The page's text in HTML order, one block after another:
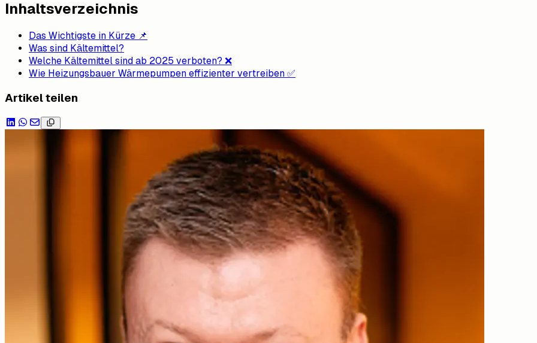
Inhaltsverzeichnis
Das Wichtigste in Kürze 📌
Was sind Kältemittel?
Welche Kältemittel sind ab 2025 verboten? ❌
Wie Heizungsbauer Wärmepumpen effizienter vertreiben ✅
Artikel teilen